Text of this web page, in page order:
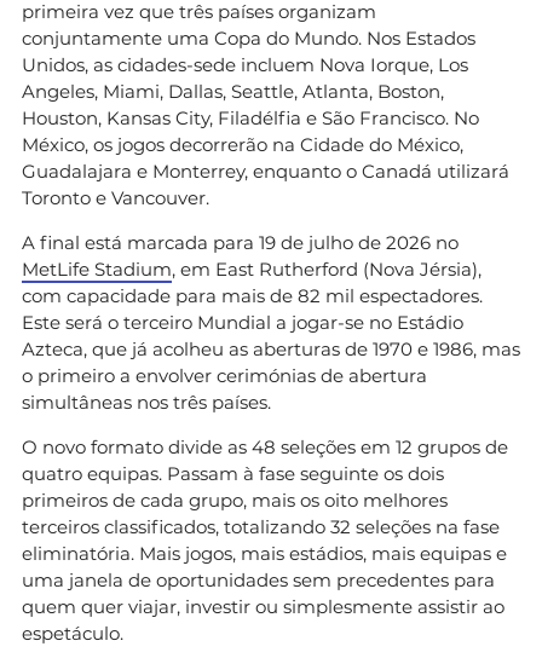
primeira vez que três países organizam
conjuntamente uma Copa do Mundo. Nos Estados
Unidos, as cidades-sede incluem Nova Iorque, Los
Angeles, Miami, Dallas, Seattle, Atlanta, Boston,
Houston, Kansas City, Filadélfia e São Francisco. No
México, os jogos decorrerão na Cidade do México,
Guadalajara e Monterrey, enquanto o Canadá utilizará
Toronto e Vancouver.
A final está marcada para 19 de julho de 2026 no
MetLife Stadium, em East Rutherford (Nova Jérsia),
com capacidade para mais de 82 mil espectadores.
Este será o terceiro Mundial a jogar-se no Estádio
Azteca, que já acolheu as aberturas de 1970 e 1986, mas
o primeiro a envolver cerimónias de abertura
simultâneas nos três países.
O novo formato divide as 48 seleções em 12 grupos de
quatro equipas. Passam à fase seguinte os dois
primeiros de cada grupo, mais os oito melhores
terceiros classificados, totalizando 32 seleções na fase
eliminatória. Mais jogos, mais estádios, mais equipas e
uma janela de oportunidades sem precedentes para
quem quer viajar, investir ou simplesmente assistir ao
espetáculo.